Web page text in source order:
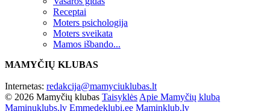
Receptai
Moters psichologija
Moters sveikata
Mamos išbando...
MAMYČIŲ KLUBAS
Internetas: redakcija@mamyciuklubas.lt
© 2026 Mamyčių klubas Taisyklės Apie Mamyčių klubą
Maminuklubs.lv Emmedeklubi.ee Maminklub.lv